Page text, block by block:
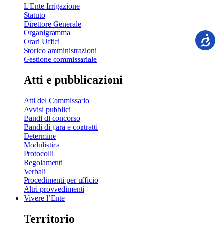
L'Ente Irrigazione
Statuto
Direttore Generale
Organigramma
Orari Uffici
Storico amministrazioni
Gestione commissariale
Atti e pubblicazioni
Atti del Commissario
Avvisi pubblici
Bandi di concorso
Bandi di gara e contratti
Determine
Modulistica
Protocolli
Regolamenti
Verbali
Procedimenti per ufficio
Altri provvedimenti
Vivere l’Ente
Territorio